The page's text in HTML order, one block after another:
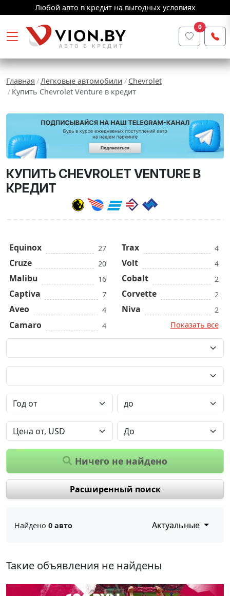
Любой авто в кредит на выгодных условиях
0
Главная Легковые автомобили
Chevrolet
Купить Chevrolet Venture в кредит
КУПИТЬ CHEVROLET VENTURE В
КРЕДИТ
Equinox 27
Cruze 20
Malibu 16
Captiva 7
Aveo 4
Camaro 4
Trax 4
Volt 4
Cobalt 2
Corvette 2
Niva
2
Показать все
Ничего не найдено
Расширенный поиск
Найдено 0 авто Актуальные
Такие объявления не найдены